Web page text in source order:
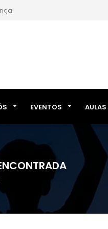
EVENTOS AULAS